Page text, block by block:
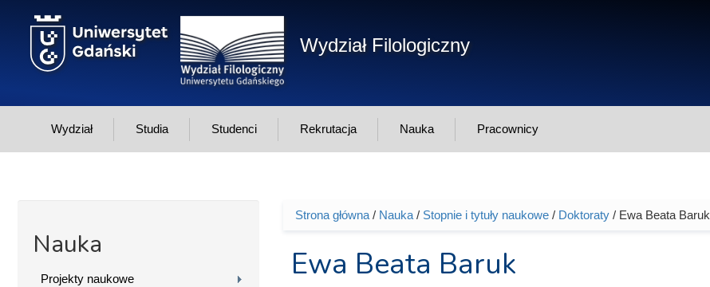
Wydział Filologiczny
Wydział Studia Studenci Rekrutacja Nauka Pracownicy
Nauka
Projekty naukowe
Jesteś tutaj
Strona główna/ Nauka/ Stopnie i tytuły naukowe/ Doktoraty/ Ewa Beata Baruk
Ewa Beata Baruk